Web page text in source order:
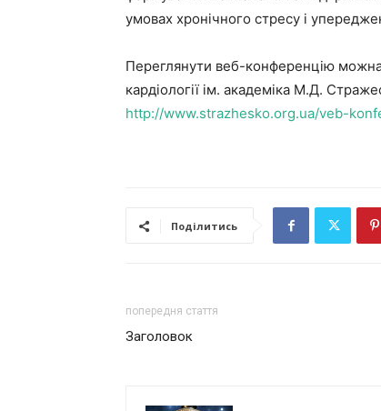
умовах хронічного стресу і
Переглянути веб-конференцію можна
кардіології ім. академіка М.Д.
http://www.strazhesko.org.ua/veb-
Поділитись
попередня стаття
Заголовок